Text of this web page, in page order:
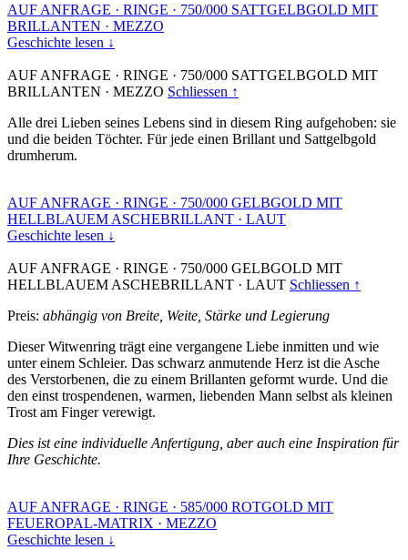
AUF ANFRAGE · RINGE · 750/000 SATTGELBGOLD MIT
BRILLANTEN · MEZZO
Geschichte lesen ↓
AUF ANFRAGE · RINGE · 750/000 SATTGELBGOLD MIT
BRILLANTEN · MEZZO Schliessen ↑
Alle drei Lieben seines Lebens sind in diesem Ring aufgehoben: sie
und die beiden Töchter. Für jede einen Brillant und Sattgelbgold
drumherum.
AUF ANFRAGE · RINGE · 750/000 GELBGOLD MIT
HELLBLAUEM ASCHEBRILLANT · LAUT
Geschichte lesen ↓
AUF ANFRAGE · RINGE · 750/000 GELBGOLD MIT
HELLBLAUEM ASCHEBRILLANT · LAUT Schliessen ↑
Preis: abhängig von Breite, Weite, Stärke und Legierung
Dieser Witwenring trägt eine vergangene Liebe inmitten und wie
unter einem Schleier. Das schwarz anmutende Herz ist die Asche
des Verstorbenen, die zu einem Brillanten geformt wurde. Und die
den einst trospendenen, warmen, liebenden Mann selbst als kleinen
Trost am Finger verewigt.
Dies ist eine individuelle Anfertigung, aber auch eine Inspiration für
Ihre Geschichte.
AUF ANFRAGE · RINGE · 585/000 ROTGOLD MIT
FEUEROPAL-MATRIX · MEZZO
Geschichte lesen ↓